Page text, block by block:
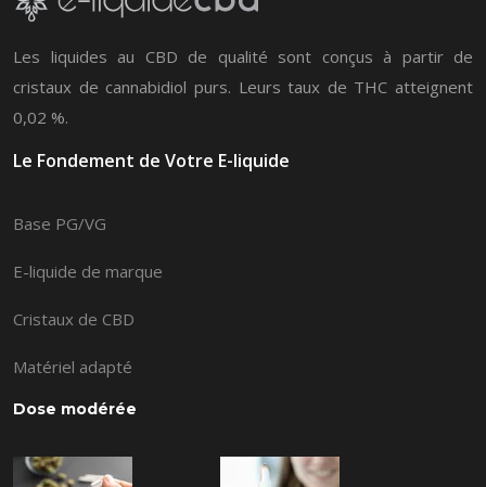
Les liquides au CBD de qualité sont conçus à partir de
cristaux de cannabidiol purs. Leurs taux de THC atteignent
0,02 %.
Le Fondement de Votre E-liquide
Base PG/VG
E-liquide de marque
Cristaux de CBD
Matériel adapté
Dose modérée